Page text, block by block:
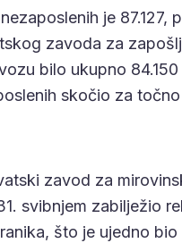
je 87.127,
zavoda za
bilo ukupno
skočio za
zavod za
svibnjem zabilježio
što je ujedno bio